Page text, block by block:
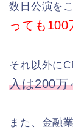
数日公演を
っても100
それ以外に
入は200万
また、金融